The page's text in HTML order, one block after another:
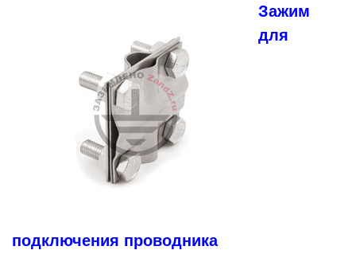
Зажим
для
подключения проводника